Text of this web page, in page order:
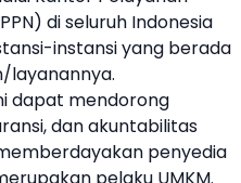
di seluruh Indonesia
instansi yang berada
layanannya.
dapat mendorong
dan akuntabilitas
penyedia